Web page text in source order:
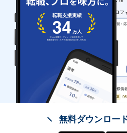
無料ダウンロー